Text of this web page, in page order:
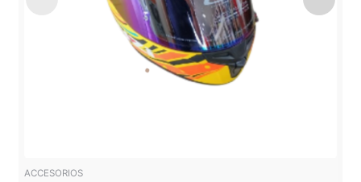
ACCESORIOS